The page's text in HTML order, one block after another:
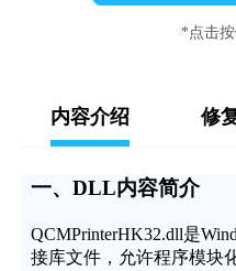
*点击
内容介绍 修
一、DLL内容简介
QCMPrinterHK32.dll是
接库文件，允许程序模块